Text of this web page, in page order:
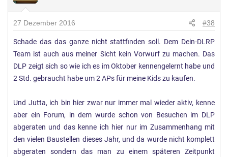
27 Dezember 2016 #38
Schade das das ganze nicht stattfinden soll. Dem Dein-DLRP
Team ist auch aus meiner Sicht kein Vorwurf zu machen. Das
DLP zeigt sich so wie ich es im Oktober kennengelernt habe und
2 Std. gebraucht habe um 2 APs für meine Kids zu kaufen.
Und Jutta, ich bin hier zwar nur immer mal wieder aktiv, kenne
aber ein Forum, in dem wurde schon von Besuchen im DLP
abgeraten und das kenne ich hier nur im Zusammenhang mit
den vielen Baustellen dieses Jahr, und da wurde nicht komplett
abgeraten sondern das man zu einem späteren Zeitpunkt